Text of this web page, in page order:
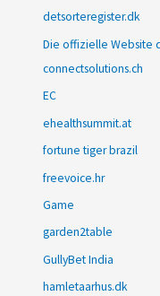
detsorteregister.dk
Die offizielle Website
connectsolutions.ch
EC
ehealthsummit.at
fortune tiger brazil
freevoice.hr
Game
garden2table
GullyBet India
hamletaarhus.dk